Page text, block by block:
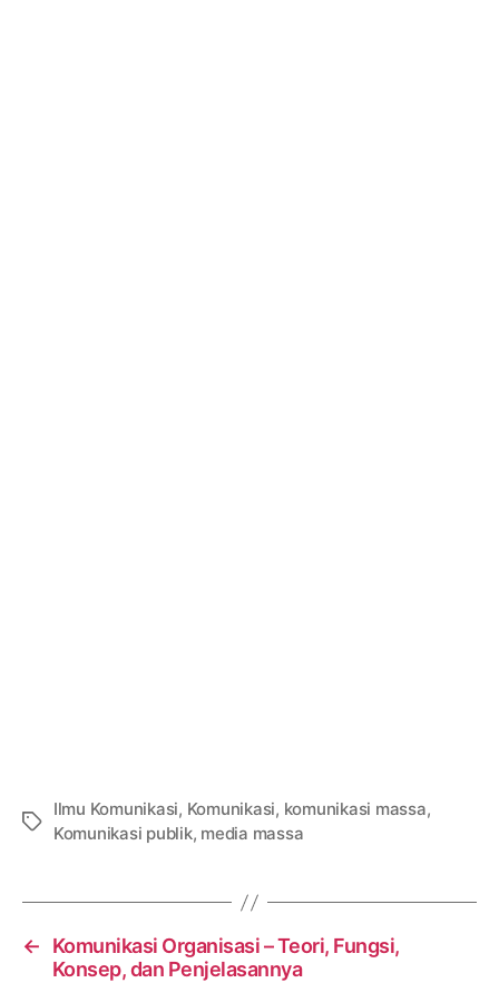
Tags
Ilmu Komunikasi, Komunikasi, komunikasi massa,
Komunikasi publik, media massa
←
Komunikasi Organisasi – Teori, Fungsi,
Konsep, dan Penjelasannya